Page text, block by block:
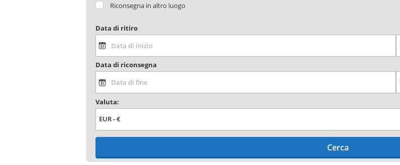
Riconsegna in altro luogo
Data di ritiro
Data di riconsegna
Valuta:
Cerca